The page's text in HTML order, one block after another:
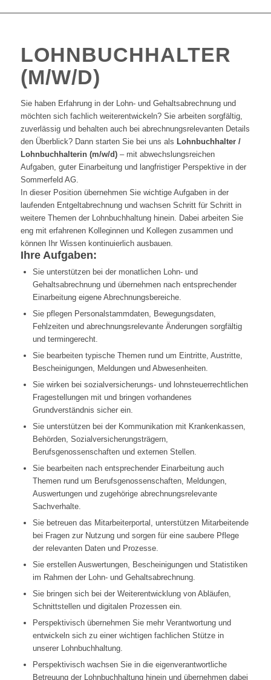
LOHNBUCHHALTER
(M/W/D)
Sie haben Erfahrung in der Lohn- und Gehaltsabrechnung und
möchten sich fachlich weiterentwickeln? Sie arbeiten sorgfältig,
zuverlässig und behalten auch bei abrechnungsrelevanten Details
den Überblick? Dann starten Sie bei uns als Lohnbuchhalter /
Lohnbuchhalterin (m/w/d)– mit abwechslungsreichen
Aufgaben, guter Einarbeitung und langfristiger Perspektive in der
Sommerfeld AG.
In dieser Position übernehmen Sie wichtige Aufgaben in der
laufenden Entgeltabrechnung und wachsen Schritt für Schritt in
weitere Themen der Lohnbuchhaltung hinein. Dabei arbeiten Sie
eng mit erfahrenen Kolleginnen und Kollegen zusammen und
können Ihr Wissen kontinuierlich ausbauen.
Ihre Aufgaben:
Sie unterstützen bei der monatlichen Lohn- und
Gehaltsabrechnung und übernehmen nach entsprechender
Einarbeitung eigene Abrechnungsbereiche.
Sie pflegen Personalstammdaten, Bewegungsdaten,
Fehlzeiten und abrechnungsrelevante Änderungen sorgfältig
und termingerecht.
Sie bearbeiten typische Themen rund um Eintritte, Austritte,
Bescheinigungen, Meldungen und Abwesenheiten.
Sie wirken bei sozialversicherungs- und lohnsteuerrechtlichen
Fragestellungen mit und bringen vorhandenes
Grundverständnis sicher ein.
Sie unterstützen bei der Kommunikation mit Krankenkassen,
Behörden, Sozialversicherungsträgern,
Berufsgenossenschaften und externen Stellen.
Sie bearbeiten nach entsprechender Einarbeitung auch
Themen rund um Berufsgenossenschaften, Meldungen,
Auswertungen und zugehörige abrechnungsrelevante
Sachverhalte.
Sie betreuen das Mitarbeiterportal, unterstützen Mitarbeitende
bei Fragen zur Nutzung und sorgen für eine saubere Pflege
der relevanten Daten und Prozesse.
Sie erstellen Auswertungen, Bescheinigungen und Statistiken
im Rahmen der Lohn- und Gehaltsabrechnung.
Sie bringen sich bei der Weiterentwicklung von Abläufen,
Schnittstellen und digitalen Prozessen ein.
Perspektivisch übernehmen Sie mehr Verantwortung und
entwickeln sich zu einer wichtigen fachlichen Stütze in
unserer Lohnbuchhaltung.
Perspektivisch wachsen Sie in die eigenverantwortliche
Betreuung der Lohnbuchhaltung hinein und übernehmen dabei